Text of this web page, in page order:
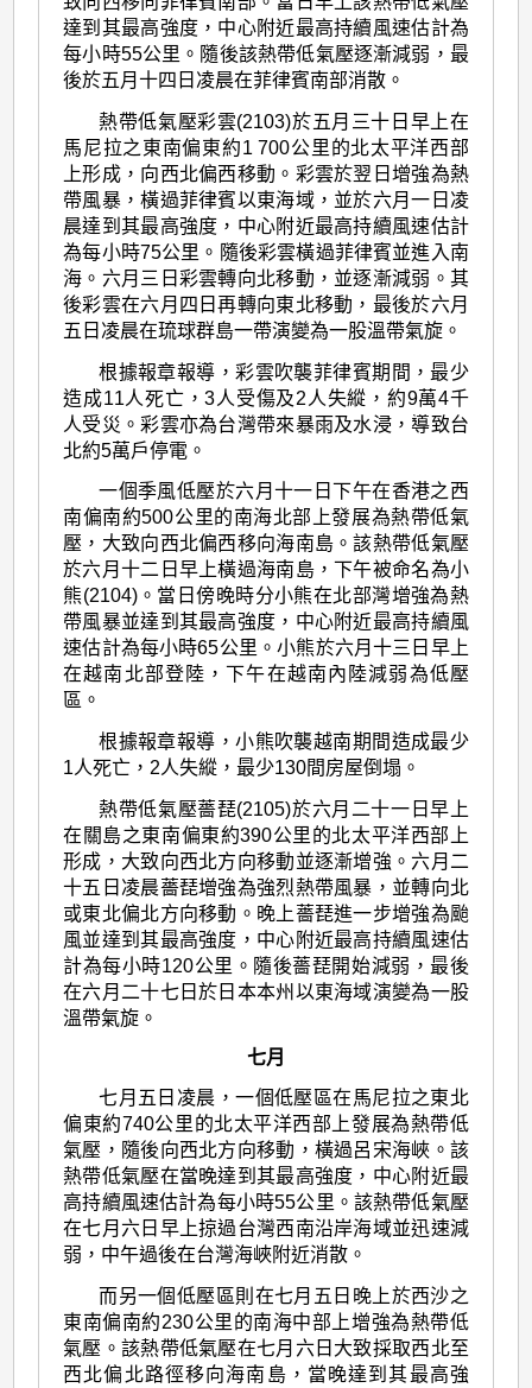
達到其最高強度，中心附近最高持續風速估計為
每小時55公里。隨後該熱帶低氣壓逐漸減弱，最
後於五月十四日凌晨在菲律賓南部消散。
熱帶低氣壓彩雲(2103)於五月三十日早上在
馬尼拉之東南偏東約1 700公里的北太平洋西部
上形成，向西北偏西移動。彩雲於翌日增強為熱
帶風暴，橫過菲律賓以東海域，並於六月一日凌
晨達到其最高強度，中心附近最高持續風速估計
為每小時75公里。隨後彩雲橫過菲律賓並進入南
海。六月三日彩雲轉向北移動，並逐漸減弱。其
後彩雲在六月四日再轉向東北移動，最後於六月
五日凌晨在琉球群島一帶演變為一股溫帶氣旋。
根據報章報導，彩雲吹襲菲律賓期間，最少
造成11人死亡，3人受傷及2人失縱，約9萬4千
人受災。彩雲亦為台灣帶來暴雨及水浸，導致台
北約5萬戶停電。
一個季風低壓於六月十一日下午在香港之西
南偏南約500公里的南海北部上發展為熱帶低氣
壓，大致向西北偏西移向海南島。該熱帶低氣壓
於六月十二日早上橫過海南島，下午被命名為小
熊(2104)。當日傍晚時分小熊在北部灣增強為熱
帶風暴並達到其最高強度，中心附近最高持續風
速估計為每小時65公里。小熊於六月十三日早上
在越南北部登陸，下午在越南內陸減弱為低壓
區。
根據報章報導，小熊吹襲越南期間造成最少
1人死亡，2人失縱，最少130間房屋倒塌。
熱帶低氣壓薔琵(2105)於六月二十一日早上
在關島之東南偏東約390公里的北太平洋西部上
形成，大致向西北方向移動並逐漸增強。六月二
十五日凌晨薔琵增強為強烈熱帶風暴，並轉向北
或東北偏北方向移動。晚上薔琵進一步增強為颱
風並達到其最高強度，中心附近最高持續風速估
計為每小時120公里。隨後薔琵開始減弱，最後
在六月二十七日於日本本州以東海域演變為一股
溫帶氣旋。
七月
七月五日凌晨，一個低壓區在馬尼拉之東北
偏東約740公里的北太平洋西部上發展為熱帶低
氣壓，隨後向西北方向移動，橫過呂宋海峽。該
熱帶低氣壓在當晚達到其最高強度，中心附近最
高持續風速估計為每小時55公里。該熱帶低氣壓
在七月六日早上掠過台灣西南沿岸海域並迅速減
弱，中午過後在台灣海峽附近消散。
而另一個低壓區則在七月五日晚上於西沙之
東南偏南約230公里的南海中部上增強為熱帶低
氣壓。該熱帶低氣壓在七月六日大致採取西北至
西北偏北路徑移向海南島，當晚達到其最高強